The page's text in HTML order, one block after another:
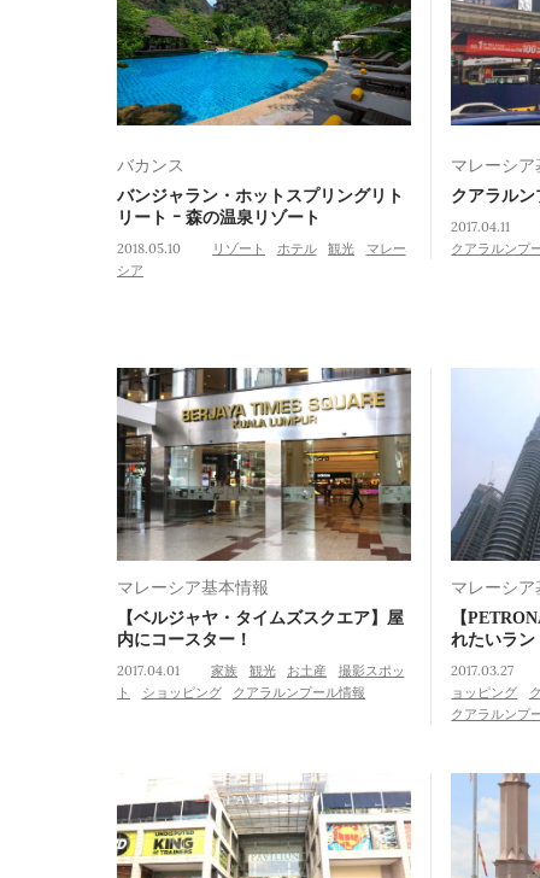
バカンス
バンジャラン・ホットスプリングリト
リート ｰ 森の温泉リゾート
2018.05.10 リゾート ホテル 観光
マレー
シア
マレーシア
クアラル
2017.04.11
クアラルンプ
マレーシア基本情報
【ベルジャヤ・タイムズスクエア】屋
内にコースター！
2017.04.01 家族 観光 お土産
撮影スポッ
ト
ショッピング クアラルンプール情報
マレーシア
【
れたいラン
2017.03.27
ョッピング
クアラルンプ